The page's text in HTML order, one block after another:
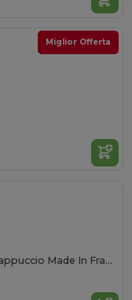
Miglior Offerta
GABRIEL Felpa Con Cappuccio Made In France